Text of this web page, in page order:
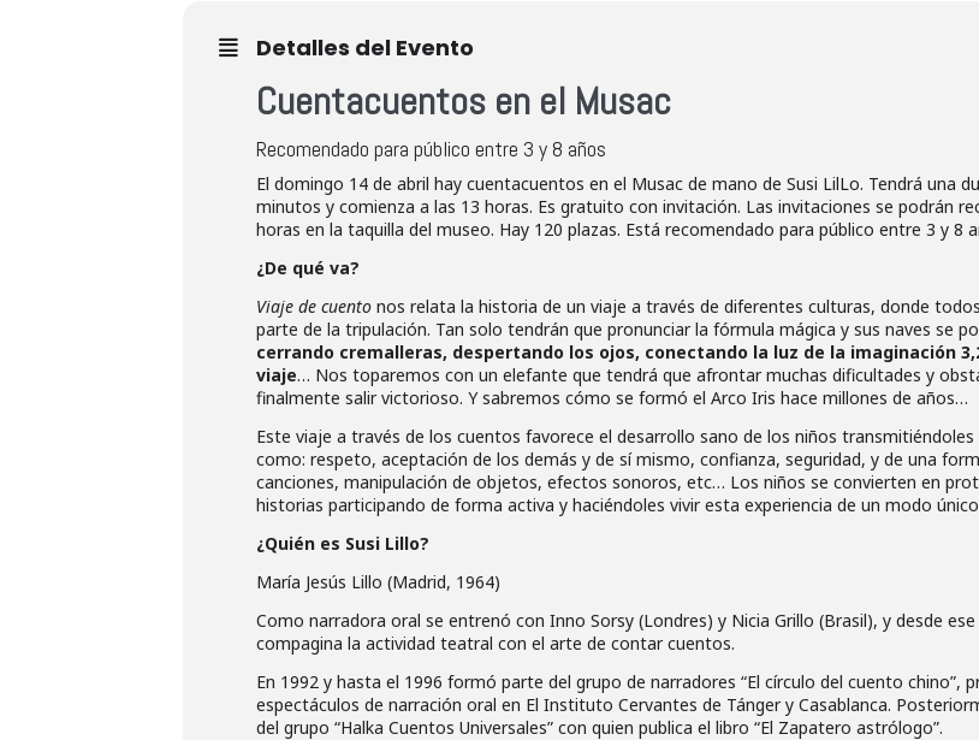
Detalles del Evento
Cuentacuentos en el Musac
Recomendado para público entre 3 y 8 años
El domingo 14 de abril hay cuentacuentos en el Musac de mano de Susi LilLo. Tendrá una
minutos y comienza a las 13 horas. Es gratuito con invitación. Las invitaciones se podrán
horas en la taquilla del museo. Hay 120 plazas. Está recomendado para público entre 3 y 8
¿De qué va?
Viaje de cuento nos relata la historia de un viaje a través de diferentes culturas, donde
parte de la tripulación. Tan solo tendrán que pronunciar la fórmula mágica y sus naves se
cerrando cremalleras, despertando los ojos, conectando la luz de la imaginación
viaje… Nos toparemos con un elefante que tendrá que afrontar muchas dificultades y
finalmente salir victorioso. Y sabremos cómo se formó el Arco Iris hace millones de años…
Este viaje a través de los cuentos favorece el desarrollo sano de los niños transmitiéndoles
como: respeto, aceptación de los demás y de sí mismo, confianza, seguridad, y de una
canciones, manipulación de objetos, efectos sonoros, etc… Los niños se convierten en
historias participando de forma activa y haciéndoles vivir esta experiencia de un modo
¿Quién es Susi Lillo?
María Jesús Lillo (Madrid, 1964)
Como narradora oral se entrenó con Inno Sorsy (Londres) y Nicia Grillo (Brasil), y desde
compagina la actividad teatral con el arte de contar cuentos.
En 1992 y hasta el 1996 formó parte del grupo de narradores “El círculo del cuento chino”,
espectáculos de narración oral en El Instituto Cervantes de Tánger y Casablanca.
del grupo “Halka Cuentos Universales” con quien publica el libro “El Zapatero astrólogo”.